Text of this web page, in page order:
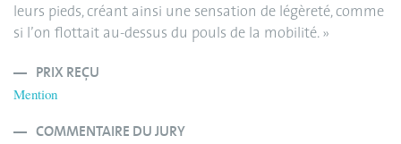
leurs pieds, créant ainsi une sensation de légèreté, comme
si l’on flottait au-dessus du pouls de la mobilité. »
PRIX REÇU
Mention
COMMENTAIRE DU JURY